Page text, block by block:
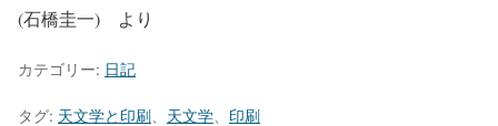
(石橋圭一) より
カテゴリー: 日記
タグ: 天文学と印刷 天文学 印刷